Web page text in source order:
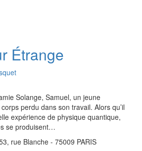
Étrange
Solange, Samuel, un jeune
perdu dans son travail. Alors qu’il
expérience de physique quantique,
se produisent…
rue Blanche - 75009 PARIS